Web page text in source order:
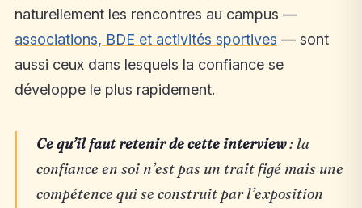
naturellement les rencontres au campus —
associations, BDE et activités sportives — sont
aussi ceux dans lesquels la confiance se
développe le plus rapidement.
Ce qu’il faut retenir de cette interview: la
confiance en soi n’est pas un trait figé mais une
compétence qui se construit par l’exposition